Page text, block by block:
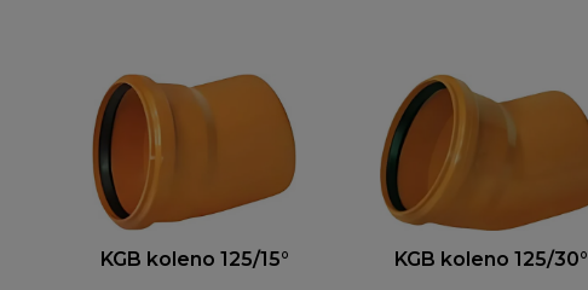
KGB koleno 125/15° KGB koleno 125/30°